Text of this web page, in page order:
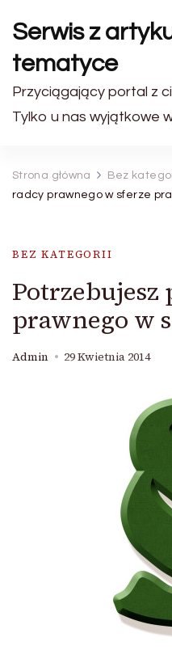
Serwis z
tematyce
Przyciągający portal z
Tylko u nas wyjątkowe
Strona główna Bez
radcy prawnego w sferze
BEZ KATEGORII
Potrzebujesz
prawnego w
Admin 29 Kwietnia 2014